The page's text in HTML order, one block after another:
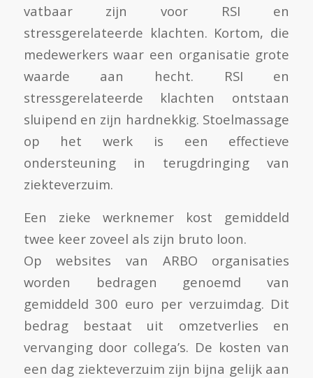
vatbaar zijn voor RSI en
stressgerelateerde klachten. Kortom, die
medewerkers waar een organisatie grote
waarde aan hecht. RSI en
stressgerelateerde klachten ontstaan
sluipend en zijn hardnekkig. Stoelmassage
op het werk is een effectieve
ondersteuning in terugdringing van
ziekteverzuim.
Een zieke werknemer kost gemiddeld
twee keer zoveel als zijn bruto loon.
Op websites van ARBO organisaties
worden bedragen genoemd van
gemiddeld 300 euro per verzuimdag. Dit
bedrag bestaat uit omzetverlies en
vervanging door collega’s. De kosten van
een dag ziekteverzuim zijn bijna gelijk aan